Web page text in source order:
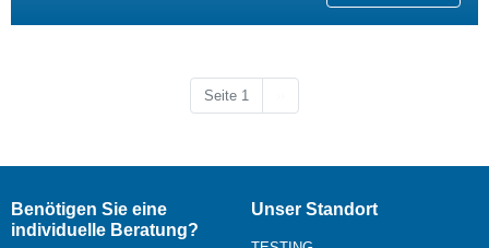
Seite 1
Benötigen Sie eine
individuelle Beratung?
Unser Standort